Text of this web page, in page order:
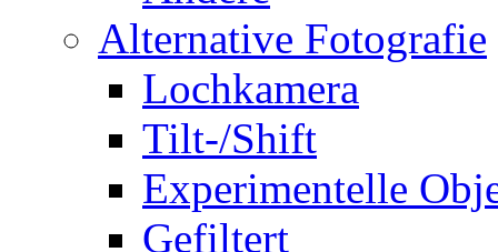
Alternative Fotografie
Lochkamera
Tilt-/Shift
Experimentelle
Gefiltert